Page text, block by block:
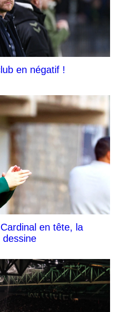
en négatif !
en tête, la
dessine